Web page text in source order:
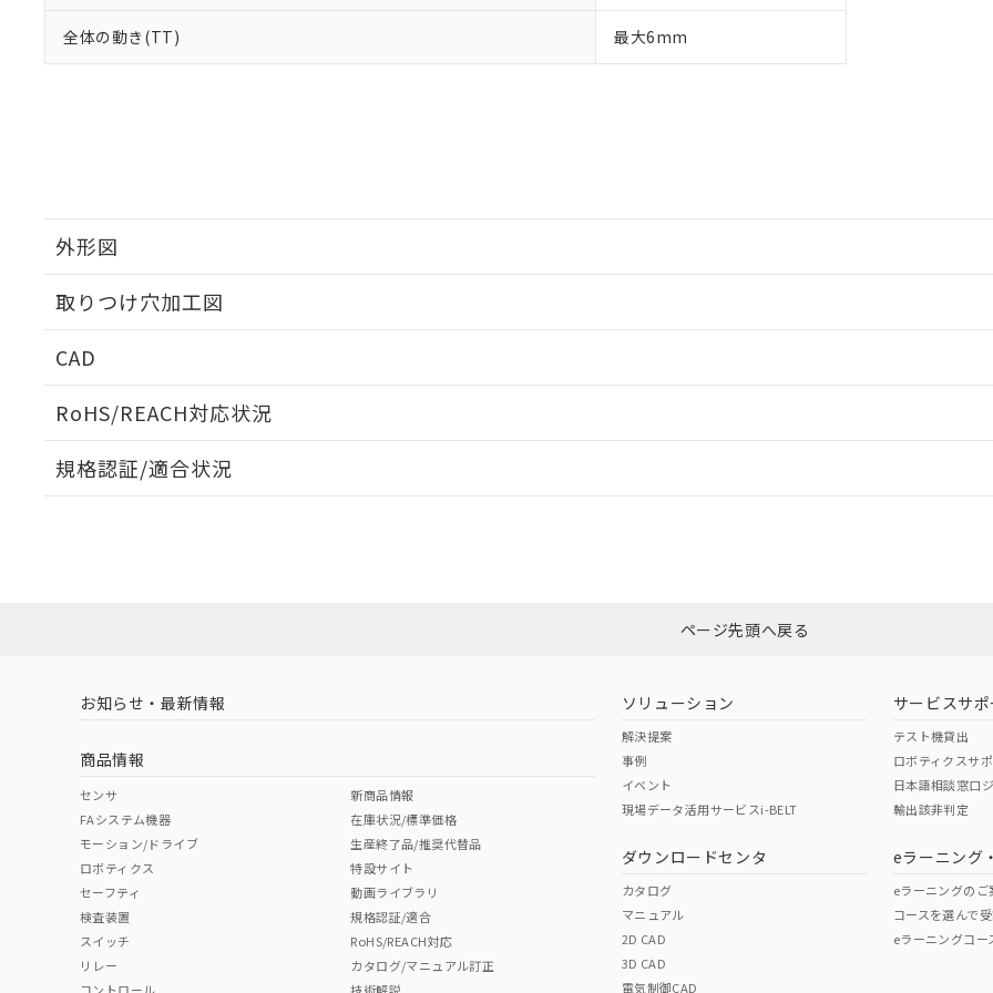
全体の動き(TT) 最大6mm
外形図
取りつけ穴加工図
CAD
RoHS/REACH対応状況
EU RoHS 注意事項・凡例
ダウンロードはこちら
中国 RoHS 注意事項・凡例
中国 RoHS表
Pb Hg Cr(VI)
規格認証/適合状況
（イギリス
（ノルウェー
（日本
（アメリカ
この製品の規格認証/適合
その他の認証はこちらのページからご
ページ先頭へ戻る
お知らせ・最新情報
商品情報
センサ
FAシステム機器
モーション/ドライブ
ロボティクス
セーフティ
検査装置
スイッチ
リレー
新商品情報
在庫状況/標準価格
生産終了品/推奨代替品
特設サイト
動画ライブラリ
規格認証/適合
RoHS/REACH対応
カタログ/マニュアル訂正
ソリューション
解決提案
事例
イベント
現場データ活用サービスi-BELT
ダウンロードセンタ
カタログ
マニュアル
2D CAD
3D CAD
電気制御CAD
サービスサポ
テスト機貸出
ロボティクスサ
日本語相談窓口
輸出該非判定
eラーニング
eラーニングのご
コースを選んで
eラーニングコー